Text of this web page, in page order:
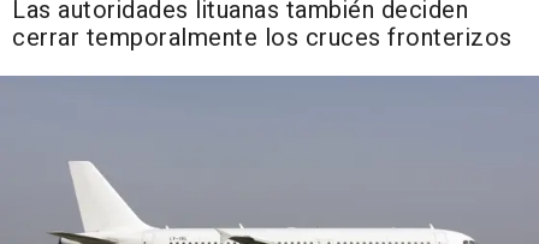
Las autoridades lituanas también deciden
cerrar temporalmente los cruces fronterizos